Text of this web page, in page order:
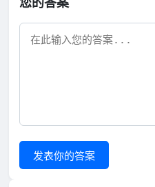
发表你的答案